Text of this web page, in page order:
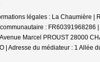
légales : La Chaumière |
:
Marcel PROUST 28000
| Adresse du médiateur : 1 Allée